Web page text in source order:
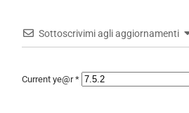
Sottoscrivimi agli aggiornamenti
Current ye@r*